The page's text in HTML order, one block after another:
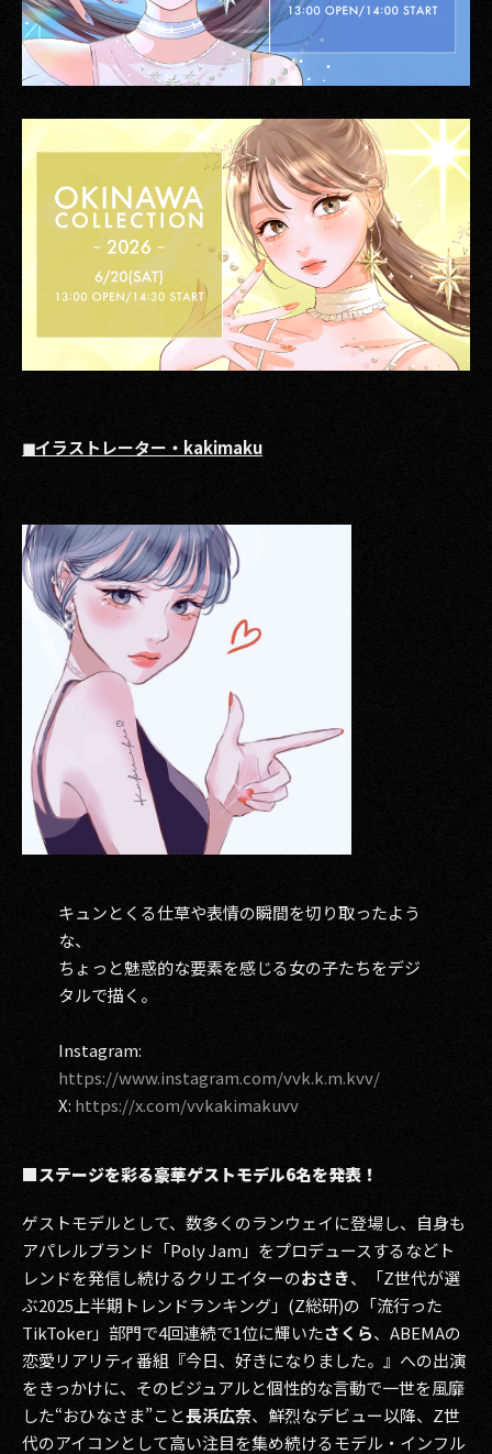
◼イラストレーター・kakimaku
キュンとくる仕草や表情の瞬間を切り取ったよう
な、
ちょっと魅惑的な要素を感じる女の子たちをデジ
タルで描く。
Instagram:
https://www.instagram.com/vvk.k.m.kvv/
X: https://x.com/vvkakimakuvv
■ステージを彩る豪華ゲストモデル6名を発表！
ゲストモデルとして、数多くのランウェイに登場し、自身も
アパレルブランド「Poly Jam」をプロデュースするなどト
レンドを発信し続けるクリエイターのおさき、「Z世代が選
ぶ2025上半期トレンドランキング」(Z総研)の「流行った
TikToker」部門で4回連続で1位に輝いたさくら、ABEMAの
恋愛リアリティ番組『今日、好きになりました。』への出演
をきっかけに、そのビジュアルと個性的な言動で一世を風靡
した“おひなさま”こと長浜広奈、鮮烈なデビュー以降、Z世
代のアイコンとして高い注目を集め続けるモデル・インフル